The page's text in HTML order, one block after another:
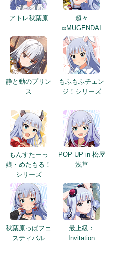
アトレ秋葉原
超々
∞MUGENDAI
静と動のプリン
ス
もふもふチェン
ジ！シリーズ
もんすたーっ
娘・めたもる！
シリーズ
POP UP in 松屋
浅草
秋葉原っぱフェ
スティバル
最上級：
Invitation